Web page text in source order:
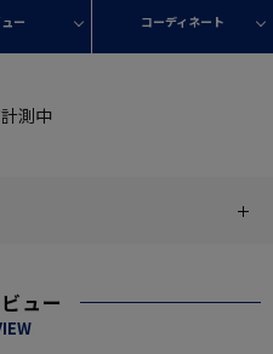
ー コーディネート
測中
ュー